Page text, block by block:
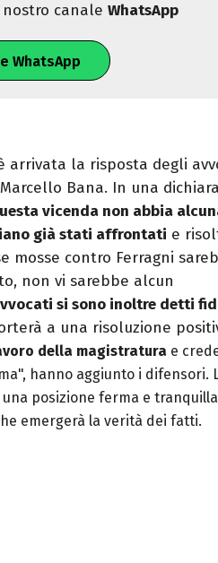
nostro canaleWhatsApp
WhatsApp
arrivata la risposta degli
Bana. In una
vicenda non abbia
già stati affrontati e
mosse contro Ferragni
non vi sarebbe alcun
si sono inoltre detti
a una risoluzione
della magistratura e
hanno aggiunto i difensori.
posizione ferma e
emergerà la verità dei fatti.